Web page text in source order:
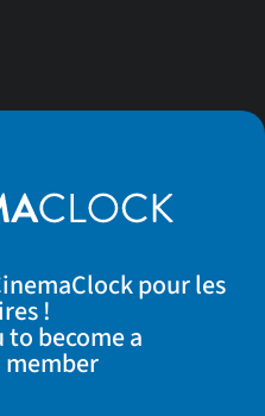
pour les
!
become a